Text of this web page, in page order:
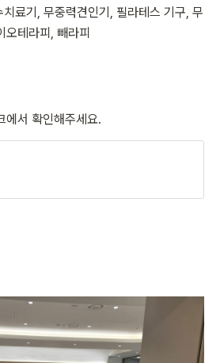
료기, 무중력견인기, 필라테스 기구, 무
테라피, 빼라피
에서 확인해주세요.